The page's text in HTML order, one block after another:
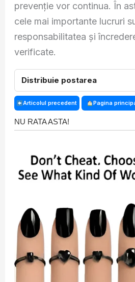
prevenție vor continua. În
cele mai importante lucruri
responsabilitatea și
verificate.
Distribuie postarea
Articolul precedent Pagina